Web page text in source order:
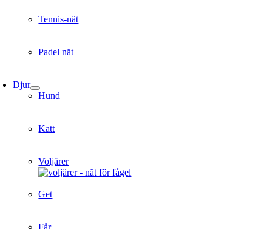
Tennis-nät
Padel nät
Djur
Hund
Katt
Voljärer
Get
Får